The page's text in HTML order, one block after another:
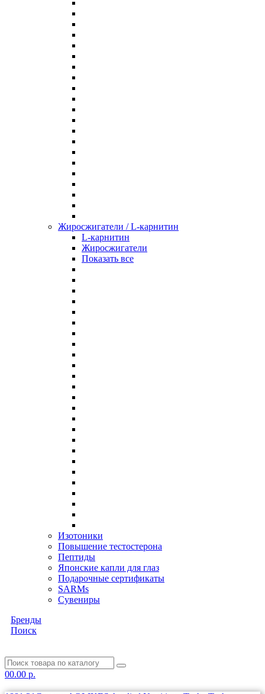
Жиросжигатели / L-карнитин
L-карнитин
Жиросжигатели
Показать все
Изотоники
Повышение тестостерона
Пептиды
Японские капли для глаз
Подарочные сертификаты
SARMs
Сувениры
Бренды
Поиск
00.00 р.